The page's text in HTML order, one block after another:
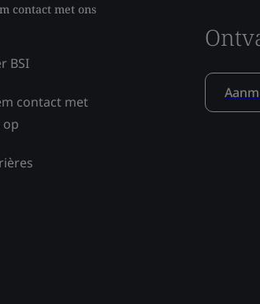
contact met ons
BSI
contact met
op